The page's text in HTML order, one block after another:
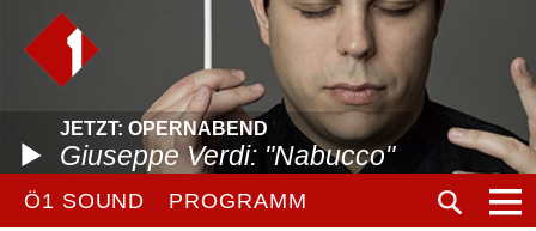
JETZT: OPERNABEND
Giuseppe Verdi: "Nabucco"
Ö1 SOUND PROGRAMM